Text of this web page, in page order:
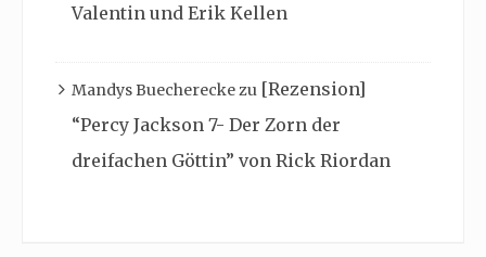
Valentin und Erik Kellen
Mandys Buechereckezu [Rezension]
“Percy Jackson 7- Der Zorn der
dreifachen Göttin” von Rick Riordan